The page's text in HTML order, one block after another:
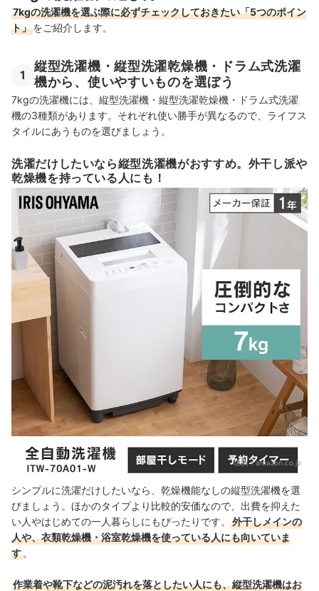
7kgの洗濯機を選ぶ際に必ずチェックしておきたい「5つのポイン
ト」をご紹介します。
1
縦型洗濯機・縦型洗濯乾燥機・ドラム式洗濯
機から、使いやすいものを選ぼう
7kgの洗濯機には、縦型洗濯機・縦型洗濯乾燥機・ドラム式洗濯
機の3種類があります。それぞれ使い勝手が異なるので、ライフス
タイルにあうものを選びましょう。
洗濯だけしたいなら縦型洗濯機がおすすめ。外干し派や
乾燥機を持っている人にも！
出典：amazon.co.jp
シンプルに洗濯だけしたいなら、乾燥機能なしの縦型洗濯機を選
びましょう。ほかのタイプより比較的安価なので、出費を抑えた
い人やはじめての一人暮らしにもぴったりです。
外干しメインの
人や、衣類乾燥機・浴室乾燥機を使っている人にも向いていま
す 。
作業着や靴下などの泥汚れを落としたい人にも、縦型洗濯機はお